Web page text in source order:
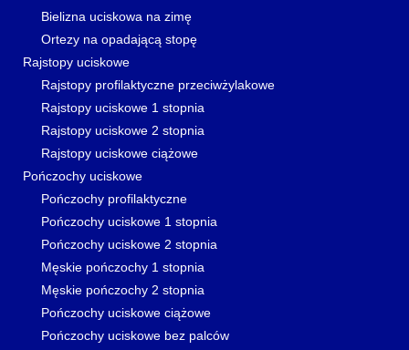
Bielizna uciskowa na zimę
Ortezy na opadającą stopę
Rajstopy uciskowe
Rajstopy profilaktyczne przeciwżylakowe
Rajstopy uciskowe 1 stopnia
Rajstopy uciskowe 2 stopnia
Rajstopy uciskowe ciążowe
Pończochy uciskowe
Pończochy profilaktyczne
Pończochy uciskowe 1 stopnia
Pończochy uciskowe 2 stopnia
Męskie pończochy 1 stopnia
Męskie pończochy 2 stopnia
Pończochy uciskowe ciążowe
Pończochy uciskowe bez palców